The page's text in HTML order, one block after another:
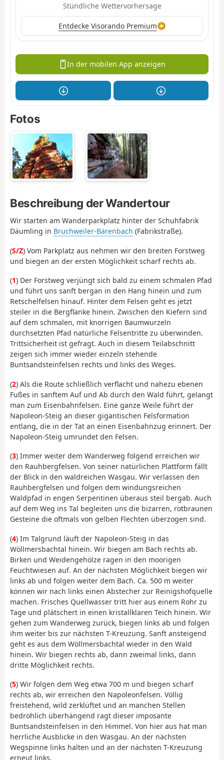
Stündliche Wettervorhersage
Entdecke Visorando Premium
In der mobilen App anzeigen
Fotos
Beschreibung der Wandertour
Wir starten am Wanderparkplatz hinter der Schuhfabrik
Däumling in Bruchweiler-Bärenbach (Fabrikstraße).
(S/Z) Vom Parkplatz aus nehmen wir den breiten Forstweg
und biegen an der ersten Möglichkeit scharf rechts ab.
(1) Der Forstweg verjüngt sich bald zu einem schmalen Pfad
und führt uns sanft bergan in den Hang hinein und zum
Retschelfelsen hinauf. Hinter dem Felsen geht es jetzt
steiler in die Bergflanke hinein. Zwischen den Kiefern sind
auf dem schmalen, mit knorrigen Baumwurzeln
durchsetzten Pfad natürliche Felsentritte zu überwinden.
Trittsicherheit ist gefragt. Auch in diesem Teilabschnitt
zeigen sich immer wieder einzeln stehende
Buntsandsteinfelsen rechts und links des Weges.
(2) Als die Route schließlich verflacht und nahezu ebenen
Fußes in sanftem Auf und Ab durch den Wald führt, gelangt
man zum Eisenbahnfelsen. Eine ganze Weile führt der
Napoleon-Steig an dieser gigantischen Felsformation
entlang, die in der Tat an einen Eisenbahnzug erinnert. Der
Napoleon-Steig umrundet den Felsen.
(3) Immer weiter dem Wanderweg folgend erreichen wir
den Rauhbergfelsen. Von seiner natürlichen Plattform fällt
der Blick in den waldreichen Wasgau. Wir verlassen den
Rauhbergfelsen und folgen dem windungsreichen
Waldpfad in engen Serpentinen überaus steil bergab. Auch
auf dem Weg ins Tal begleiten uns die bizarren, rotbraunen
Gesteine die oftmals von gelben Flechten überzogen sind.
(4) Im Talgrund läuft der Napoleon-Steig in das
Wöllmersbachtal hinein. Wir biegen am Bach rechts ab.
Birken und Weidengehölze ragen in den moorigen
Feuchtwiesen auf. An der nächsten Möglichkeit biegen wir
links ab und folgen weiter dem Bach. Ca. 500 m weiter
können wir nach links einen Abstecher zur Reinigshofquelle
machen. Frisches Quellwasser tritt hier aus einem Rohr zu
Tage und plätschert in einen kristallklaren Teich hinein. Wir
gehen zum Wanderweg zurück, biegen links ab und folgen
ihm weiter bis zur nächsten T-Kreuzung. Sanft ansteigend
geht es aus dem Wöllmersbachtal wieder in den Wald
hinein. Wir biegen rechts ab, dann zweimal links, dann
dritte Möglichkeit rechts.
(5) Wir folgen dem Weg etwa 700 m und biegen scharf
rechts ab, wir erreichen den Napoleonfelsen. Völlig
freistehend, wild zerklüftet und an manchen Stellen
bedrohlich überhängend ragt dieser imposante
Buntsandsteinfelsen in den Himmel. Von hier aus hat man
herrliche Ausblicke in den Wasgau. An der nächsten
Wegspinne links halten und an der nächsten T-Kreuzung
erneut links.